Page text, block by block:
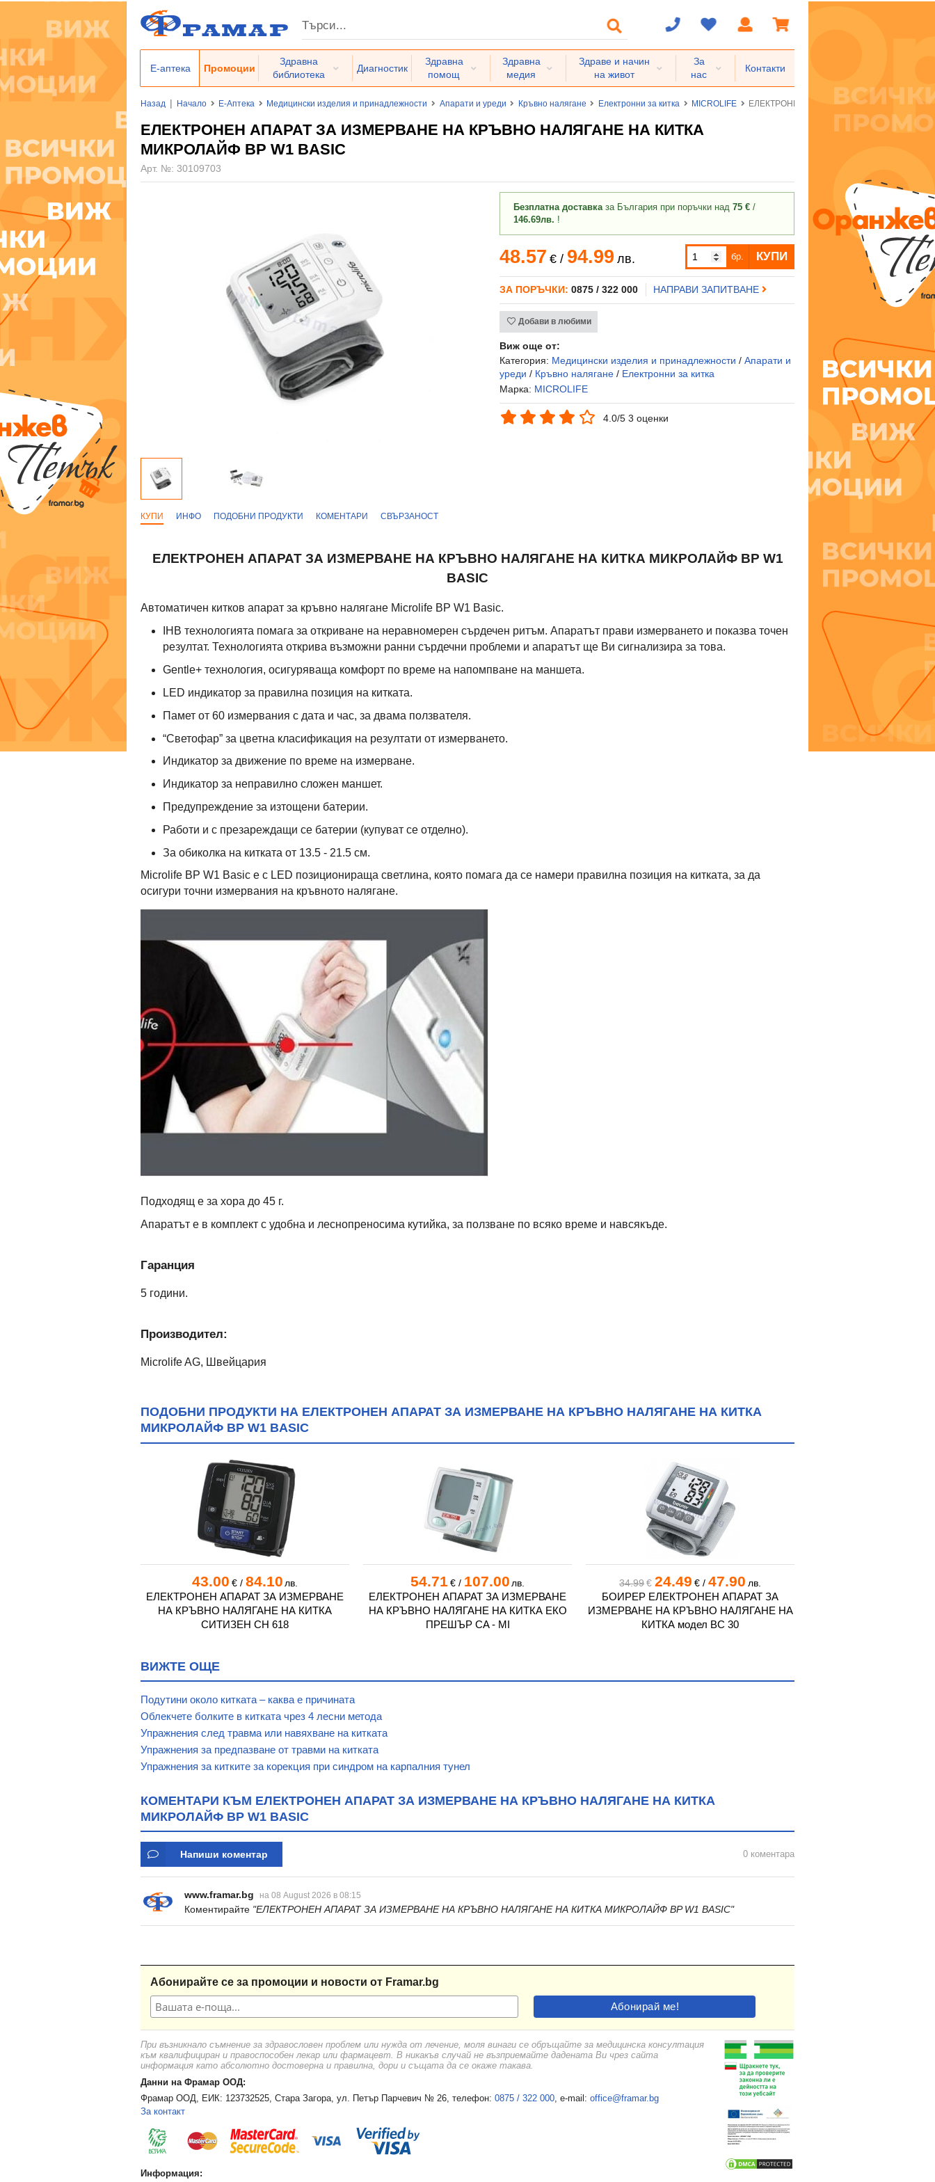
Е-аптека Промоции
Здравна
библиотека
Диагностик
Здравна
помощ
Здравна
медия
Здраве и начин
на живот
За
нас
Контакти
Назад | Начало Е-Аптека Медицински изделия и принадлежности Апарати и уреди Кръвно налягане Електронни за китка MICROLIFE ЕЛЕКТРОНЕН АПАРАТ ЗА ИЗМЕРВАНЕ НА
ЕЛЕКТРОНЕН АПАРАТ ЗА ИЗМЕРВАНЕ НА КРЪВНО НАЛЯГАНЕ НА КИТКА
МИКРОЛАЙФ BP W1 BASIC
Арт. №: 30109703
Безплатна доставказа България при поръчки над 75 € /
146.69лв. !
48.57 €/ 94.99 лв. бр. КУПИ
ЗА ПОРЪЧКИ: 0875 / 322 000 НАПРАВИ ЗАПИТВАНЕ
Добави в любими
Виж още от:
Категория: Медицински изделия и принадлежности /Апарати и
уреди / Кръвно налягане / Електронни за китка
Марка: MICROLIFE
4.0/5 3 оценки
КУПИ ИНФО ПОДОБНИ ПРОДУКТИ КОМЕНТАРИ СВЪРЗАНОСТ
ЕЛЕКТРОНЕН АПАРАТ ЗА ИЗМЕРВАНЕ НА КРЪВНО НАЛЯГАНЕ НА КИТКА МИКРОЛАЙФ BP W1
BASIC
Автоматичен китков апарат за кръвно налягане Microlife ВР W1 Basic.
IHB технологията помага за откриване на неравномерен сърдечен ритъм. Апаратът прави измерването и показва точен
резултат. Технологията открива възможни ранни сърдечни проблеми и апаратът ще Ви сигнализира за това.
Gentle+ технология, осигуряваща комфорт по време на напомпване на маншета.
LED индикатор за правилна позиция на китката.
Памет от 60 измервания с дата и час, за двама ползвателя.
“Светофар” за цветна класификация на резултати от измерването.
Индикатор за движение по време на измерване.
Индикатор за неправилно сложен маншет.
Предупреждение за изтощени батерии.
Работи и с презареждащи се батерии (купуват се отделно).
За обиколка на китката от 13.5 - 21.5 см.
Microlife ВР W1 Basic е с LED позиционираща светлина, която помага да се намери правилна позиция на китката, за да
осигури точни измервания на кръвното налягане.
Подходящ е за хора до 45 г.
Апаратът е в комплект с удобна и леснопреносима кутийка, за ползване по всяко време и навсякъде.
Гаранция
5 години.
Производител:
Microlife AG, Швейцария
ПОДОБНИ ПРОДУКТИ НА ЕЛЕКТРОНЕН АПАРАТ ЗА ИЗМЕРВАНЕ НА КРЪВНО НАЛЯГАНЕ НА КИТКА
МИКРОЛАЙФ BP W1 BASIC
43.00 €/ 84.10 лв.
ЕЛЕКТРОНЕН АПАРАТ ЗА ИЗМЕРВАНЕ
НА КРЪВНО НАЛЯГАНЕ НА КИТКА
СИТИЗЕН CH 618
54.71 €/ 107.00 лв.
ЕЛЕКТРОНЕН АПАРАТ ЗА ИЗМЕРВАНЕ
НА КРЪВНО НАЛЯГАНЕ НА КИТКА ЕКО
ПРЕШЪР CA - MI
34.99€ 24.49 €/ 47.90 лв.
БОИРЕР ЕЛЕКТРОНЕН АПАРАТ ЗА
ИЗМЕРВАНЕ НА КРЪВНО НАЛЯГАНЕ НА
КИТКА модел BC 30
ВИЖТЕ ОЩЕ
Подутини около китката – каква е причината
Облекчете болките в китката чрез 4 лесни метода
Упражнения след травма или навяхване на китката
Упражнения за предпазване от травми на китката
Упражнения за китките за корекция при синдром на карпалния тунел
КОМЕНТАРИ КЪМ ЕЛЕКТРОНЕН АПАРАТ ЗА ИЗМЕРВАНЕ НА КРЪВНО НАЛЯГАНЕ НА КИТКА
МИКРОЛАЙФ BP W1 BASIC
Напиши коментар 0 коментара
www.framar.bg на 08 August 2026 в 08:15
Коментирайте "ЕЛЕКТРОНЕН АПАРАТ ЗА ИЗМЕРВАНЕ НА КРЪВНО НАЛЯГАНЕ НА КИТКА МИКРОЛАЙФ BP W1 BASIC"
Абонирайте се за промоции и новости от Framar.bg
При възникнало съмнение за здравословен проблем или нужда от лечение, моля винаги се обръщайте за медицинска консултация
към квалифициран и правоспособен лекар или фармацевт. В никакъв случай не възприемайте дадената Ви чрез сайта
информация като абсолютно достоверна и правилна, дори и същата да се окаже такава.
Данни на Фрамар ООД:
Фрамар ООД, ЕИК: 123732525, Стара Загора, ул. Петър Парчевич № 26, телефон: 0875 / 322 000, e-mail: office@framar.bg
За контакт
Информация: